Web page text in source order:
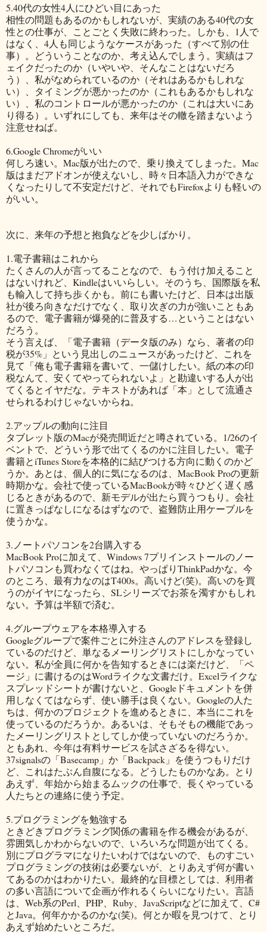
5.40代の女性4人にひどい目にあった
相性の問題もあるのかもしれないが、実績のある40代の女
性との仕事が、ことごとく失敗に終わった。しかも、1人で
はなく、4人も同じようなケースがあった（すべて別の仕
事）。どういうことなのか、考え込んでしまう。実績はフ
ェイクだったのか（いやいや、そんなことはないだろ
う）、私がなめられているのか（それはあるかもしれな
い）、タイミングが悪かったのか（これもあるかもしれな
い）、私のコントロールが悪かったのか（これは大いにあ
り得る）。いずれにしても、来年はその轍を踏まないよう
注意せねば。
6.Google Chromeがいい
何しろ速い。Mac版が出たので、乗り換えてしまった。Mac
版はまだアドオンが使えないし、時々日本語入力ができな
くなったりして不安定だけど、それでもFirefoxよりも軽いの
がいい。
次に、来年の予想と抱負などを少しばかり。
1.電子書籍はこれから
たくさんの人が言ってることなので、もう付け加えること
はないけれど、Kindleはいいらしい。そのうち、国際版を私
も輸入して持ち歩くかも。前にも書いたけど、日本は出版
社が後ろ向きなだけでなく、取り次ぎの力が強いこともあ
るので、電子書籍が爆発的に普及する…ということはない
だろう。
そう言えば、「電子書籍（データ版のみ）なら、著者の印
税が35%」という見出しのニュースがあったけど、これを
見て「俺も電子書籍を書いて、一儲けしたい。紙の本の印
税なんて、安くてやってられないよ」と勘違いする人が出
てくるとイヤだな。テキストがあれば「本」として流通さ
せられるわけじゃないからね。
2.アップルの動向に注目
タブレット版のMacが発売間近だと噂されている。1/26のイ
ベントで、どういう形で出てくるのかに注目したい。電子
書籍とiTunes Storeを本格的に結びつける方向に動くのかど
うか。あとは、個人的に気になるのは、MacBook Proの更新
時期かな。会社で使っているMacBookが時々ひどく遅く感
じるときがあるので、新モデルが出たら買うつもり。会社
に置きっぱなしになるはずなので、盗難防止用ケーブルを
使うかな。
3.ノートパソコンを2台購入する
MacBook Proに加えて、Windows 7プリインストールのノー
トパソコンも買わなくてはね。やっぱりThinkPadかな。今
のところ、最有力なのはT400s。高いけど(笑)。高いのを買
うのがイヤになったら、SLシリーズでお茶を濁すかもしれ
ない。予算は半額で済む。
4.グループウェアを本格導入する
Googleグループで案件ごとに外注さんのアドレスを登録し
ているのだけど、単なるメーリングリストにしかなってい
ない。私が全員に何かを告知するときには楽だけど、「ペ
ージ」に書けるのはWordライクな文書だけ。Excelライクな
スプレッドシートが書けないと、Googleドキュメントを併
用しなくてはならず、使い勝手は良くない。Googleの人た
ちは、何かのプロジェクトを進めるときに、本当にこれを
使っているのだろうか。あるいは、そもそもの機能であっ
たメーリングリストとしてしか使っていないのだろうか。
ともあれ、今年は有料サービスを試さざるを得ない。
37signalsの「Basecamp」か「Backpack」を使うつもりだけ
ど、これはたぶん自腹になる。どうしたものかなあ。とり
あえず、年始から始まるムックの仕事で、長くやっている
人たちとの連絡に使う予定。
5.プログラミングを勉強する
ときどきプログラミング関係の書籍を作る機会があるが、
雰囲気しかわからないので、いろいろな問題が出てくる。
別にプログラマになりたいわけではないので、ものすごい
プログラミングの技術は必要ないが、とりあえず何が書い
てあるのかはわかりたい。最終的な目標としては、利用者
の多い言語について企画が作れるくらいになりたい。言語
は、Web系のPerl、PHP、Ruby、JavaScriptなどに加えて、C#
とJava。何年かかるのかな(笑)。何とか暇を見つけて、とり
あえず始めたいところだ。